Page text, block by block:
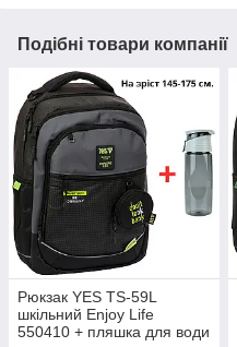
Подібні товари компанії
Рюкзак YES TS-59L
шкільний Enjoy Life
550410 + пляшка для води